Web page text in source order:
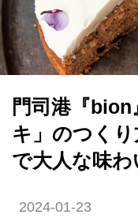
門司港『
キ」のつく
で大人な味
2024-01-23